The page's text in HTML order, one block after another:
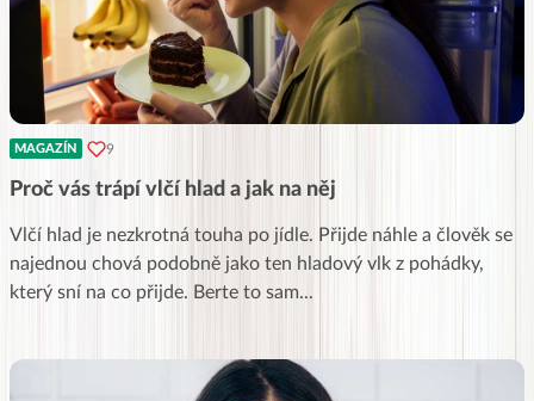
MAGAZÍN 9
Proč vás trápí vlčí hlad a jak na něj
Vlčí hlad je nezkrotná touha po jídle. Přijde náhle a člověk se
najednou chová podobně jako ten hladový vlk z pohádky,
který sní na co přijde. Berte to sam...